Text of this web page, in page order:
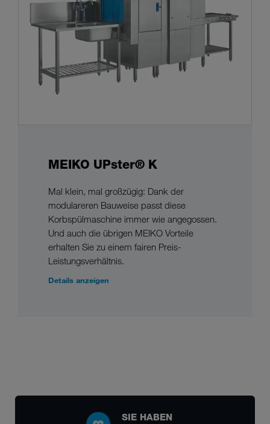
MEIKO UPster® K
Mal klein, mal großzügig: Dank der
modulareren Bauweise passt diese
Korbspülmaschine immer wie angegossen.
Und auch die übrigen MEIKO Vorteile
erhalten Sie zu einem fairen Preis-
Leistungsverhältnis.
Details anzeigen
SIE HABEN